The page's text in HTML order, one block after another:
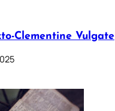
Clementine Vulgate